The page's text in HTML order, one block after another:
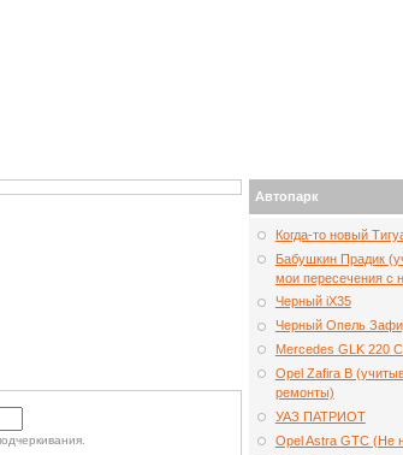
Автопарк
Когда-то новый
Бабушкин Прадик
мои пересечения с
Черный iX35
Черный Опель
Mercedes GLK 220
Opel Zafira B
ремонты)
УАЗ ПАТРИОТ
Opel Astra GTC (Не